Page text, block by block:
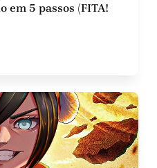
em 5 passos (FITA!